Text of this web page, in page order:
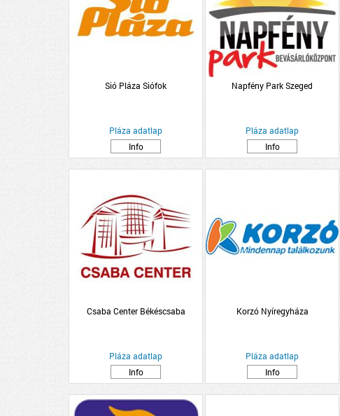
Sió Pláza Siófok
Pláza adatlap
Info
Napfény Park Szeged
Pláza adatlap
Info
Csaba Center Békéscsaba
Pláza adatlap
Info
Korzó Nyíregyháza
Pláza adatlap
Info